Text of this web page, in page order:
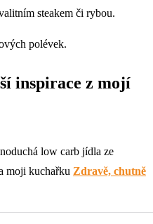
steakem či rybou.
polévek.
inspirace z mojí
low carb jídla ze
moji kuchařku Zdravě, chutně